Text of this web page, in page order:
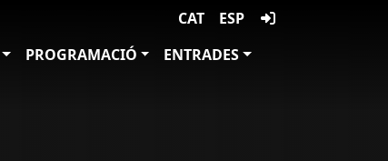
CAT
ESP
PROGRAMACIÓ
ENTRADES